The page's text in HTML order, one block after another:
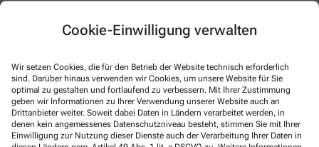
Cookie-Einwilligung verwalten
Wir setzen Cookies, die für den Betrieb der Website technisch erforderlich
sind. Darüber hinaus verwenden wir Cookies, um unsere Website für Sie
optimal zu gestalten und fortlaufend zu verbessern. Mit Ihrer Zustimmung
geben wir Informationen zu Ihrer Verwendung unserer Website auch an
Drittanbieter weiter. Soweit dabei Daten in Ländern verarbeitet werden, in
denen kein angemessenes Datenschutzniveau besteht, stimmen Sie mit Ihrer
Einwilligung zur Nutzung dieser Dienste auch der Verarbeitung Ihrer Daten in
Kontakt